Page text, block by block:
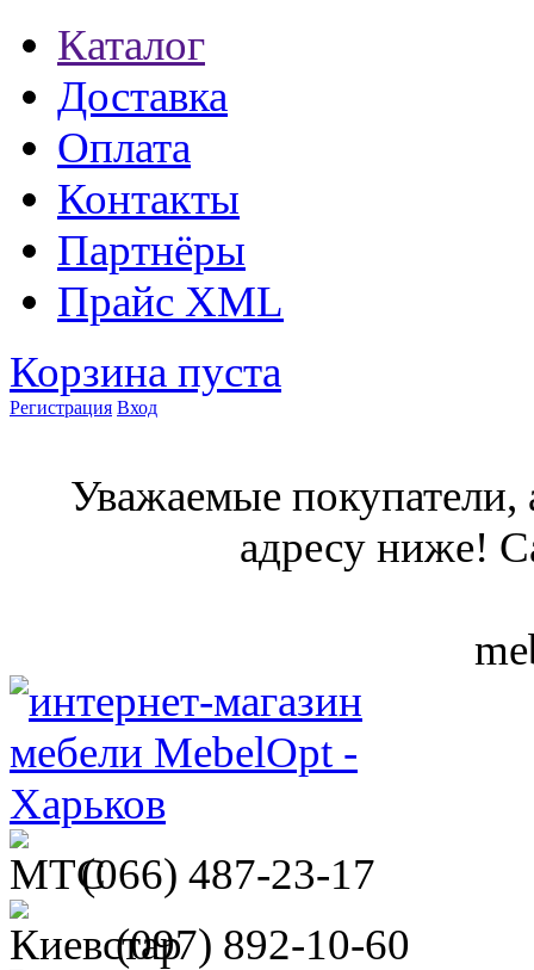
Каталог
Доставка
Оплата
Контакты
Партнёры
Прайс XML
Корзина пуста
Регистрация Вход
Уважаемые покупатели,
адресу ниже!
(066) 487-23-17
(097) 892-10-60